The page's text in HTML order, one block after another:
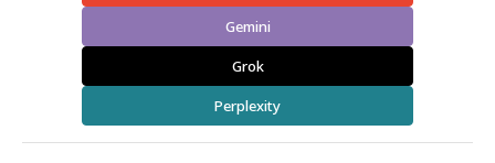
Gemini
Grok
Perplexity